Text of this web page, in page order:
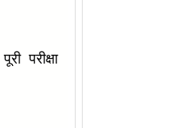
परीक्षा